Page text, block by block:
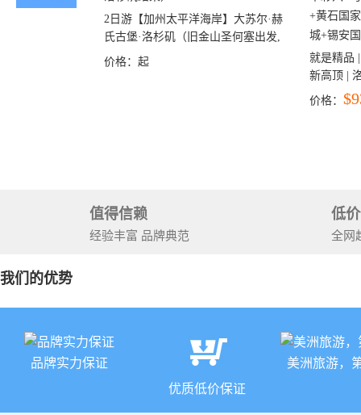
2日游【加州太平洋海岸】大苏尔·赫
氏古堡·洛杉矶（旧金山圣何塞出发,
洛杉矶结束）
价格： 起
就是精品
新高顶 |
彩穴+马
价格：
值得信赖
经验丰富 品牌典范
低
全网
我们的优势
品牌实力保证
优质低价保证
美洲旅游，